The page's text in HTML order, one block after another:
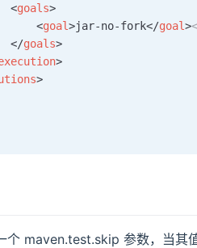
<goals>
<goal>jar-no-fork</goal>
</goals>
>
>
maven.test.skip 参数，当其